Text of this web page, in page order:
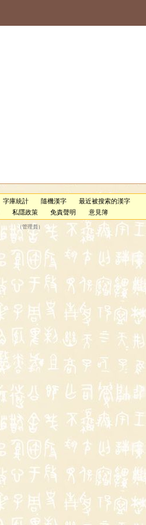
字庫統計 隨機漢字
最近被搜索的漢字
私隱政策 免責聲明 意見簿
（管理員 ）